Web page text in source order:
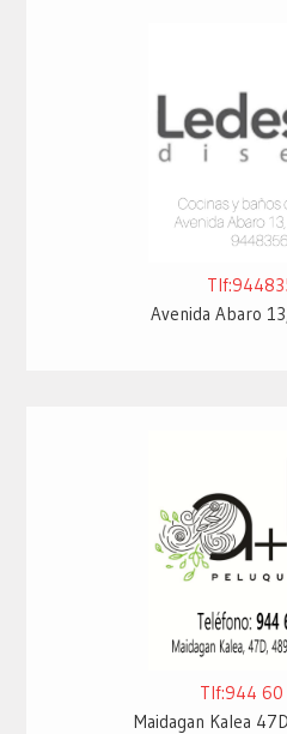
Avenida Abaro
Tlf:944
Maidagan Kalea